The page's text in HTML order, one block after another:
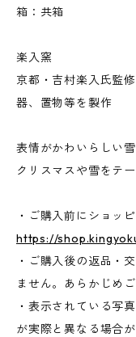
箱：共箱
楽入窯
京都・吉村楽入氏監
器、置物等を製作
表情がかわいらしい
クリスマスや雪をテ
・ご購入前にショッ
https://
・ご購入後の返品・
ません。あらかじめ
・表示されている写
が実際と異なる場合が